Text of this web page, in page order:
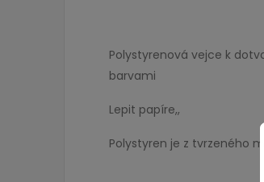
Polystyrenová vejce k
barvami
Lepit papíre,,
Polystyren je z tvrzeného